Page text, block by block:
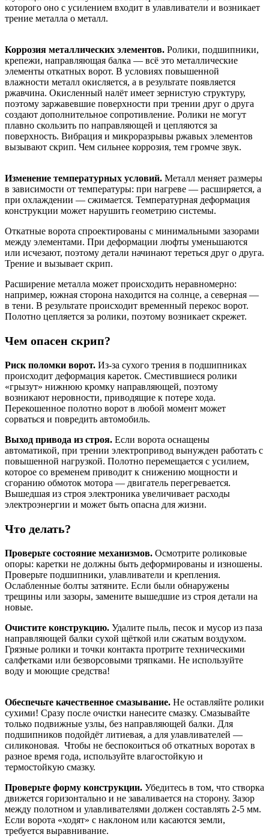
которого оно с усилением входит в улавливатели и возникает
трение металла о металл.
Коррозия металлических элементов. Ролики, подшипники,
крепежи, направляющая балка — всё это металлические
элементы откатных ворот. В условиях повышенной
влажности металл окисляется, а в результате появляется
ржавчина. Окисленный налёт имеет зернистую структуру,
поэтому заржавевшие поверхности при трении друг о друга
создают дополнительное сопротивление. Ролики не могут
плавно скользить по направляющей и цепляются за
поверхность. Вибрация и микроразрывы ржавых элементов
вызывают скрип. Чем сильнее коррозия, тем громче звук.
Изменение температурных условий. Металл меняет размеры
в зависимости от температуры: при нагреве — расширяется, а
при охлаждении — сжимается. Температурная деформация
конструкции может нарушить геометрию системы.
Откатные ворота спроектированы с минимальными зазорами
между элементами. При деформации люфты уменьшаются
или исчезают, поэтому детали начинают тереться друг о друга.
Трение и вызывает скрип.
Расширение металла может происходить неравномерно:
например, южная сторона находится на солнце, а северная —
в тени. В результате происходит временный перекос ворот.
Полотно цепляется за ролики, поэтому возникает скрежет.
Чем опасен скрип?
Риск поломки ворот. Из-за сухого трения в подшипниках
происходит деформация кареток. Сместившиеся ролики
«грызут» нижнюю кромку направляющей, поэтому
возникают неровности, приводящие к потере хода.
Перекошенное полотно ворот в любой момент может
сорваться и повредить автомобиль.
Выход привода из строя. Если ворота оснащены
автоматикой, при трении электропривод вынужден работать с
повышенной нагрузкой. Полотно перемещается с усилием,
которое со временем приводит к снижению мощности и
сгоранию обмоток мотора — двигатель перегревается.
Вышедшая из строя электроника увеличивает расходы
электроэнергии и может быть опасна для жизни.
Что делать?
Проверьте состояние механизмов. Осмотрите роликовые
опоры: каретки не должны быть деформированы и изношены.
Проверьте подшипники, улавливатели и крепления.
Ослабленные болты затяните. Если были обнаружены
трещины или зазоры, замените вышедшие из строя детали на
новые.
Очистите конструкцию. Удалите пыль, песок и мусор из паза
направляющей балки сухой щёткой или сжатым воздухом.
Грязные ролики и точки контакта протрите техническими
салфетками или безворсовыми тряпками. Не используйте
воду и моющие средства!
Обеспечьте качественное смазывание. Не оставляйте ролики
сухими! Сразу после очистки нанесите смазку. Смазывайте
только подвижные узлы, без направляющей балки. Для
подшипников подойдёт литиевая, а для улавливателей —
силиконовая. Чтобы не беспокоиться об откатных воротах в
разное время года, используйте влагостойкую и
термостойкую смазку.
Проверьте форму конструкции. Убедитесь в том, что створка
движется горизонтально и не заваливается на сторону. Зазор
между полотном и улавливателями должен составлять 2-5 мм.
Если ворота «ходят» с наклоном или касаются земли,
требуется выравнивание.